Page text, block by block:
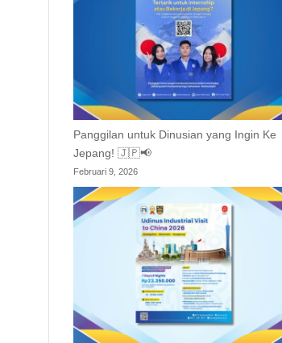
Panggilan untuk Dinusian yang Ingin Ke
Jepang! 🇯🇵📢
Februari 9, 2026